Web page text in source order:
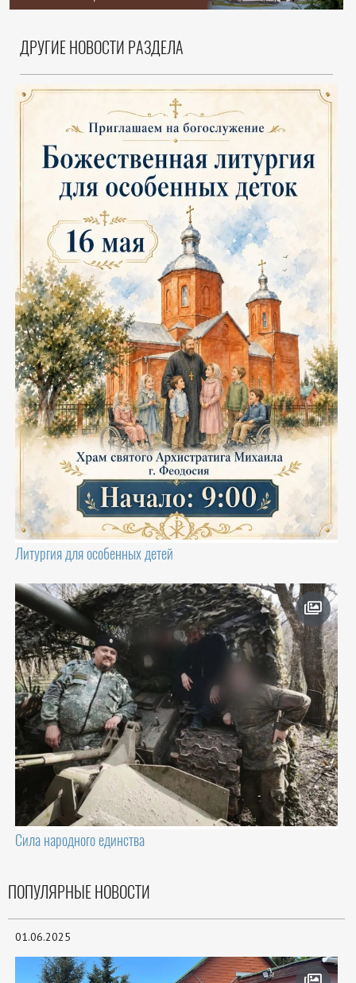
ДРУГИЕ НОВОСТИ РАЗДЕЛА
Литургия для особенных детей
Сила народного единства
ПОПУЛЯРНЫЕ НОВОСТИ
01.06.2025